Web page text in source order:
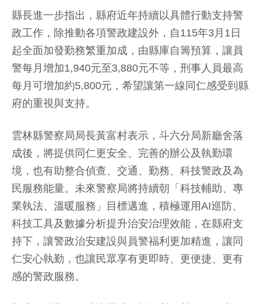
縣長進一步指出，縣府近年持續以具體行動支持警
政工作，除推動各項警政建設外，自115年3月1日
起全面加發勤務繁重加成，由縣庫自籌預算，讓員
警每月增加1,940元至3,880元不等，刑事人員最高
每月可增加約5,800元，希望讓第一線同仁感受到縣
府的重視與支持。
雲林縣警察局局長黃富村表示，斗六分局新廳舍落
成後，將提供同仁更安全、完善的辦公及執勤環
境，也有助整合偵查、交通、勤務、科技警政及為
民服務能量。未來警察局將持續朝「科技輔助、專
業執法、溫暖服務」目標邁進，積極運用AI巡防、
科技工具及數據分析提升治安治理效能，在縣府支
持下，讓警政治安建設與員警福利更加精進，讓同
仁安心執勤，也讓民眾享有更即時、更便捷、更有
感的警政服務。